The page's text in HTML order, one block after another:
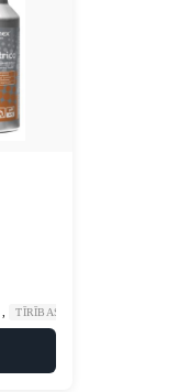
TĪRĪBAS UZTURĒŠANA